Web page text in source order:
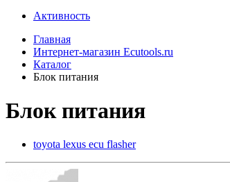
Активность
Главная
Интернет-магазин Ecutools.ru
Каталог
Блок питания
Блок питания
toyota lexus ecu flasher